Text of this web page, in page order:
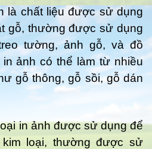
là chất liệu được sử dụng
gỗ, thường được sử dụng
tường, ảnh gỗ, và đồ
ảnh có thể làm từ nhiều
gỗ thông, gỗ sồi, gỗ dán
in ảnh được sử dụng để
loại, thường được sử